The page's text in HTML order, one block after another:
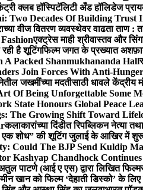
क्लब हॉस्पिटॅलिटी अँड हॉलिडेज
Two Decades Of Building Trust
वीज वितरण व्यवस्थेवर वाढता ताण :
एक्ट्रेस माही श्रीवास्तव और
है शूटिंगफिल्म जगत के प्रख्यात अशफ़ाक
A Packed Shanmukhananda Hall
Join Forces With Anti-
जखमींच्या मदतीसाठी धावले
Being Unforgettable Some
State Honours Global Peace
The Growing Shift Toward
कलाकारांच्या दिंडीत रिपब्लिकन नेत्या
एक शोध” की शूटिंग जुलाई के आखिर में शुरू
Could The BJP Send Kuldip
Kashyap Chandhock
अतुल पाटणे (आई ए एस) द्वारा लिखित
खान को फिल्म ‘देहाती डिस्को’ के